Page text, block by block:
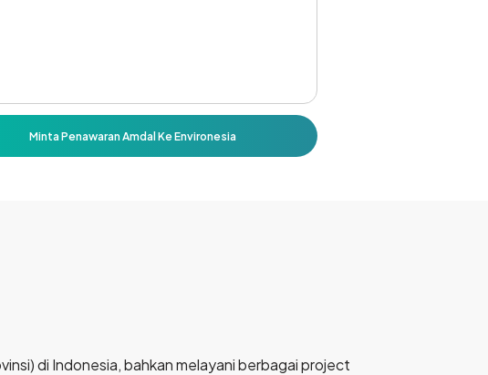
Minta Penawaran Amdal Ke Environesia
di Indonesia, bahkan melayani berbagai project